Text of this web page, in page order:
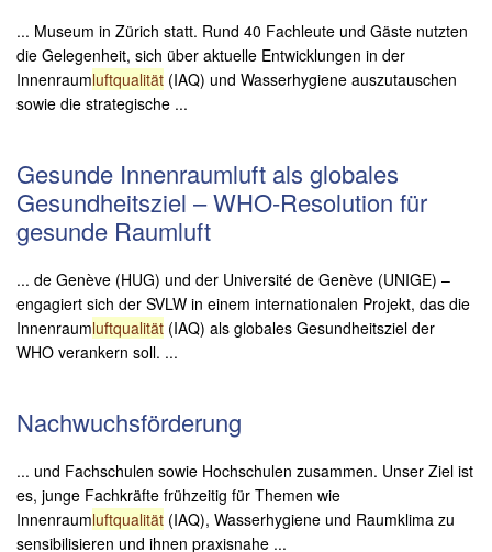
... Museum in Zürich statt. Rund 40 Fachleute und Gäste nutzten
die Gelegenheit, sich über aktuelle Entwicklungen in der
Innenraumluftqualität (IAQ) und Wasserhygiene auszutauschen
sowie die strategische ...
Gesunde Innenraumluft als globales
Gesundheitsziel – WHO-Resolution für
gesunde Raumluft
... de Genève (HUG) und der Université de Genève (UNIGE) –
engagiert sich der SVLW in einem internationalen Projekt, das die
Innenraumluftqualität (IAQ) als globales Gesundheitsziel der
WHO verankern soll. ...
Nachwuchsförderung
... und Fachschulen sowie Hochschulen zusammen. Unser Ziel ist
es, junge Fachkräfte frühzeitig für Themen wie
Innenraumluftqualität (IAQ), Wasserhygiene und Raumklima zu
sensibilisieren und ihnen praxisnahe ...